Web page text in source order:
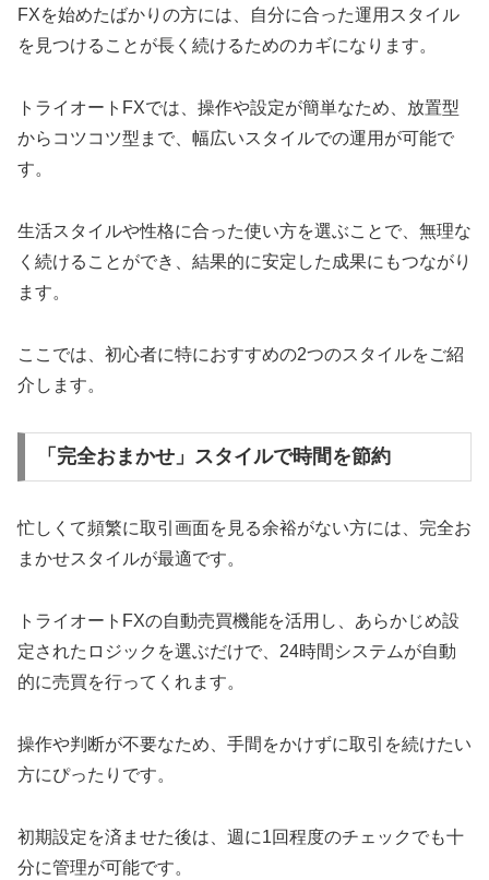
FXを始めたばかりの方には、自分に合った運用スタイル
を見つけることが長く続けるためのカギになります。
トライオートFXでは、操作や設定が簡単なため、放置型
からコツコツ型まで、幅広いスタイルでの運用が可能で
す。
生活スタイルや性格に合った使い方を選ぶことで、無理な
く続けることができ、結果的に安定した成果にもつながり
ます。
ここでは、初心者に特におすすめの2つのスタイルをご紹
介します。
「完全おまかせ」スタイルで時間を節約
忙しくて頻繁に取引画面を見る余裕がない方には、完全お
まかせスタイルが最適です。
トライオートFXの自動売買機能を活用し、あらかじめ設
定されたロジックを選ぶだけで、24時間システムが自動
的に売買を行ってくれます。
操作や判断が不要なため、手間をかけずに取引を続けたい
方にぴったりです。
初期設定を済ませた後は、週に1回程度のチェックでも十
分に管理が可能です。